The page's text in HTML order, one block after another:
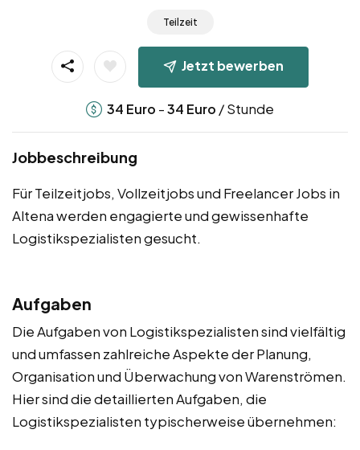
Teilzeit
Jetzt bewerben
34 Euro -34 Euro / Stunde
Jobbeschreibung
Für Teilzeitjobs, Vollzeitjobs und Freelancer Jobs in
Altena werden engagierte und gewissenhafte
Logistikspezialisten gesucht.
Aufgaben
Die Aufgaben von Logistikspezialisten sind vielfältig
und umfassen zahlreiche Aspekte der Planung,
Organisation und Überwachung von Warenströmen.
Hier sind die detaillierten Aufgaben, die
Logistikspezialisten typischerweise übernehmen: